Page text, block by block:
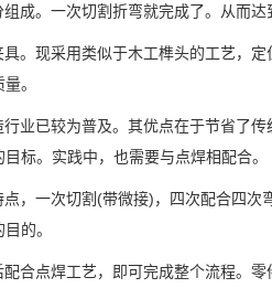
成。一次切割折弯就完成了。从而达
。现采用类似于木工榫头的工艺，定
。
业已较为普及。其优点在于节省了
标。实践中，也需要与点焊相配合。
，一次切割(带微接)，四次配合四次
的。
合点焊工艺，即可完成整个流程。零